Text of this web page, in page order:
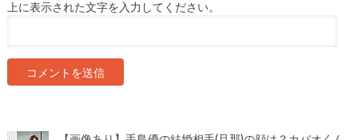
上に表示された文字を入力してください。